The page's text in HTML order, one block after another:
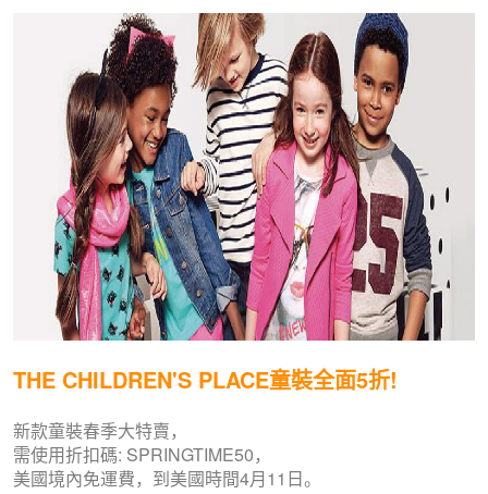
THE CHILDREN'S PLACE童裝全面5折!
新款童裝春季大特賣，
需使用折扣碼: SPRINGTIME50，
美國境內免運費，到美國時間4月11日。